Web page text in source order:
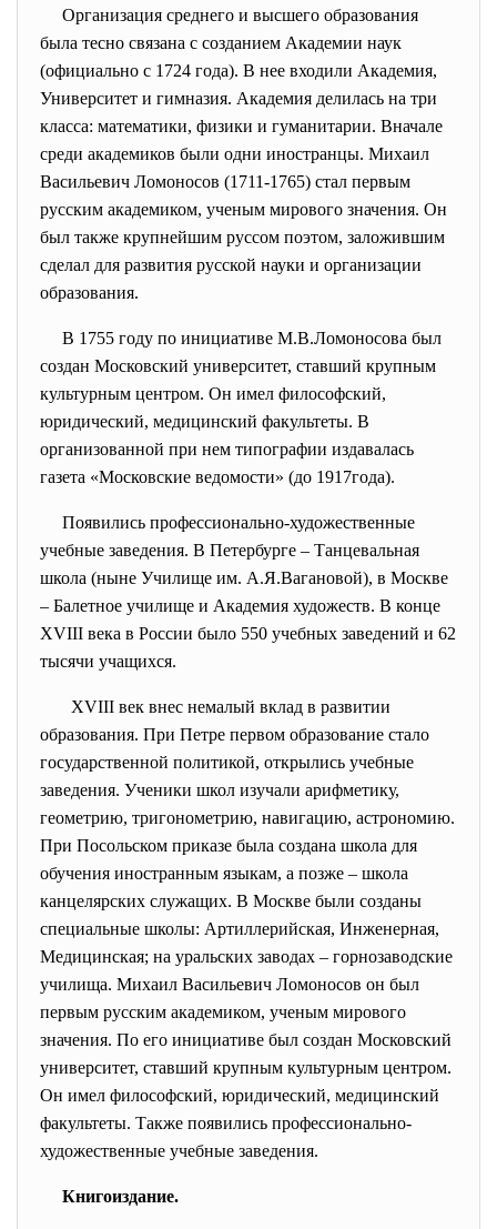
Организация среднего и высшего образования
была тесно связана с созданием Академии наук
(официально с 1724 года). В нее входили Академия,
Университет и гимназия. Академия делилась на три
класса: математики, физики и гуманитарии. Вначале
среди академиков были одни иностранцы. Михаил
Васильевич Ломоносов (1711-1765) стал первым
русским академиком, ученым мирового значения. Он
был также крупнейшим руссом поэтом, заложившим
сделал для развития русской науки и организации
образования.
В 1755 году по инициативе М.В.Ломоносова был
создан Московский университет, ставший крупным
культурным центром. Он имел философский,
юридический, медицинский факультеты. В
организованной при нем типографии издавалась
газета «Московские ведомости» (до 1917года).
Появились профессионально-художественные
учебные заведения. В Петербурге – Танцевальная
школа (ныне Училище им. А.Я.Вагановой), в Москве
– Балетное училище и Академия художеств. В конце
XVIII века в России было 550 учебных заведений и 62
тысячи учащихся.
XVIII век внес немалый вклад в развитии
образования. При Петре первом образование стало
государственной политикой, открылись учебные
заведения. Ученики школ изучали арифметику,
геометрию, тригонометрию, навигацию, астрономию.
При Посольском приказе была создана школа для
обучения иностранным языкам, а позже – школа
канцелярских служащих. В Москве были созданы
специальные школы: Артиллерийская, Инженерная,
Медицинская; на уральских заводах – горнозаводские
училища. Михаил Васильевич Ломоносов он был
первым русским академиком, ученым мирового
значения. По его инициативе был создан Московский
университет, ставший крупным культурным центром.
Он имел философский, юридический, медицинский
факультеты. Также появились профессионально-
художественные учебные заведения.
Книгоиздание.